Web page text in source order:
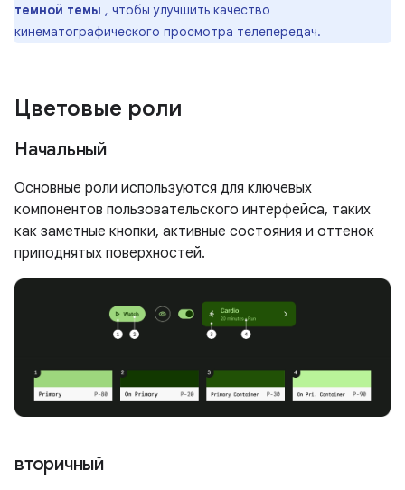
темной темы , чтобы улучшить качество
кинематографического просмотра телепередач.
Цветовые роли
Начальный
Основные роли используются для ключевых
компонентов пользовательского интерфейса, таких
как заметные кнопки, активные состояния и оттенок
приподнятых поверхностей.
вторичный